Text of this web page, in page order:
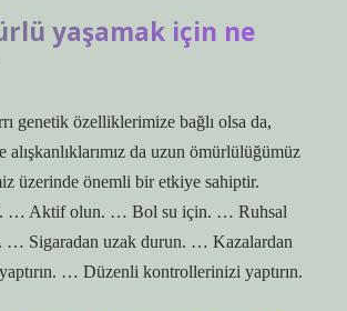
yaşamak için ne
genetik özelliklerimize bağlı olsa da,
alışkanlıklarımız da uzun ömürlülüğümüz
üzerinde önemli bir etkiye sahiptir.
… Aktif olun. … Bol su için. … Ruhsal
… Sigaradan uzak durun. … Kazalardan
… Düzenli kontrollerinizi yaptırın.